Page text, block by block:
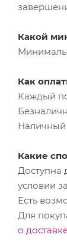
Какой
Как
Каждый
Наличный
Какие
Доступна
условии
Есть
Для
о